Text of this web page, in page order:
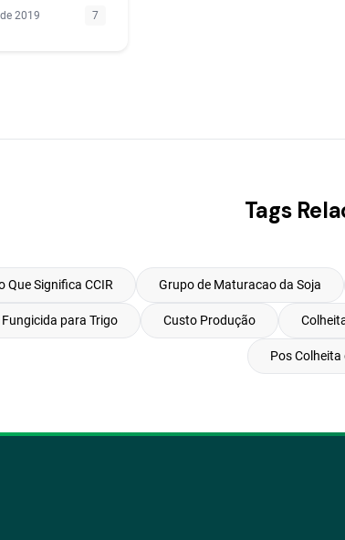
2019 7
Tags
Que Significa CCIR Grupo de Maturacao da Soja
Fungicida para Trigo Custo Produção
Pos